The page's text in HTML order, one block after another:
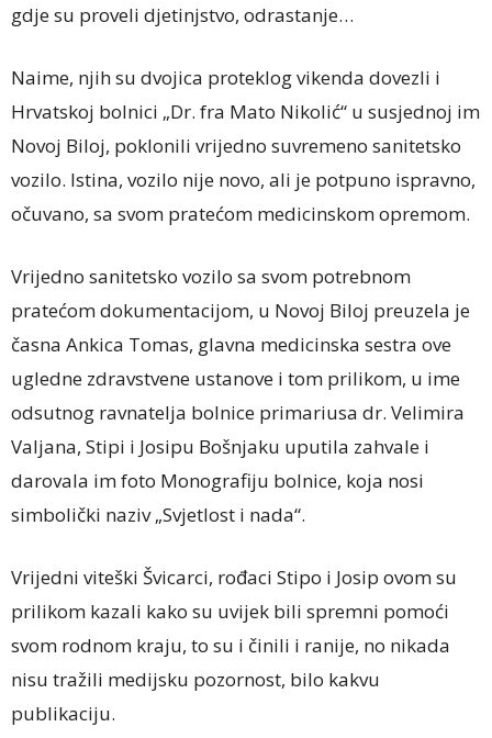
gdje su proveli djetinjstvo, odrastanje…
Naime, njih su dvojica proteklog vikenda dovezli i
Hrvatskoj bolnici „Dr. fra Mato Nikolić“ u susjednoj im
Novoj Biloj, poklonili vrijedno suvremeno sanitetsko
vozilo. Istina, vozilo nije novo, ali je potpuno ispravno,
očuvano, sa svom pratećom medicinskom opremom.
Vrijedno sanitetsko vozilo sa svom potrebnom
pratećom dokumentacijom, u Novoj Biloj preuzela je
časna Ankica Tomas, glavna medicinska sestra ove
ugledne zdravstvene ustanove i tom prilikom, u ime
odsutnog ravnatelja bolnice primariusa dr. Velimira
Valjana, Stipi i Josipu Bošnjaku uputila zahvale i
darovala im foto Monografiju bolnice, koja nosi
simbolički naziv „Svjetlost i nada“.
Vrijedni viteški Švicarci, rođaci Stipo i Josip ovom su
prilikom kazali kako su uvijek bili spremni pomoći
svom rodnom kraju, to su i činili i ranije, no nikada
nisu tražili medijsku pozornost, bilo kakvu
publikaciju.